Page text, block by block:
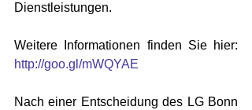
Dienstleistungen.
http://goo.gl/mWQYAE
Nach einer Entscheidung des LG Bonn